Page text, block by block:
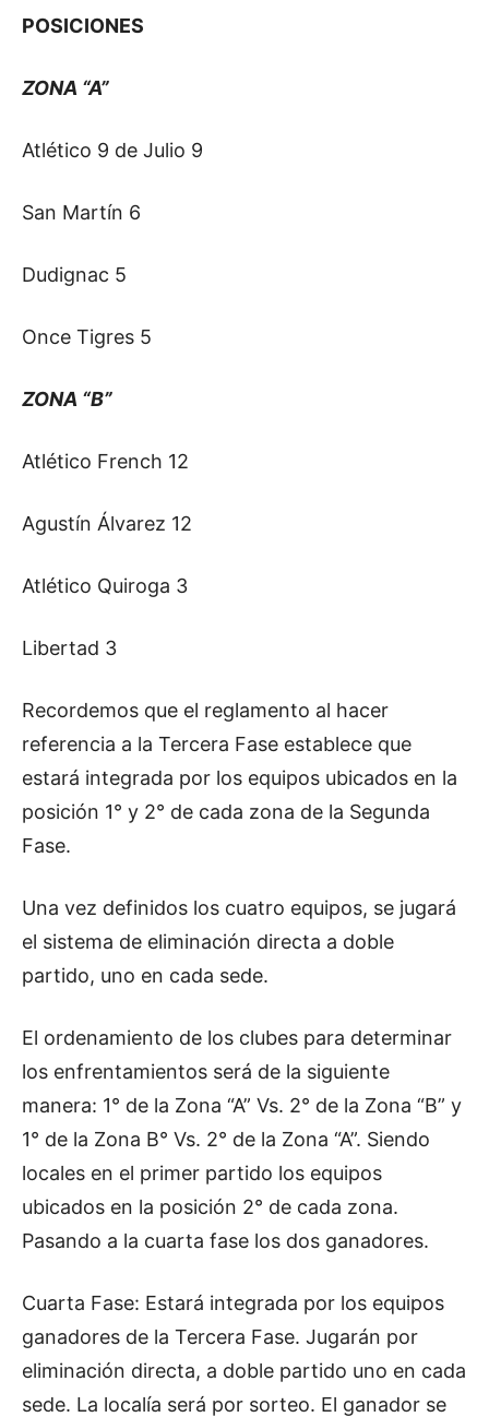
POSICIONES
ZONA “A”
Atlético 9 de Julio 9
San Martín 6
Dudignac 5
Once Tigres 5
ZONA “B”
Atlético French 12
Agustín Álvarez 12
Atlético Quiroga 3
Libertad 3
Recordemos que el reglamento al hacer
referencia a la Tercera Fase establece que
estará integrada por los equipos ubicados en la
posición 1° y 2° de cada zona de la Segunda
Fase.
Una vez definidos los cuatro equipos, se jugará
el sistema de eliminación directa a doble
partido, uno en cada sede.
El ordenamiento de los clubes para determinar
los enfrentamientos será de la siguiente
manera: 1° de la Zona “A” Vs. 2° de la Zona “B” y
1° de la Zona B° Vs. 2° de la Zona “A”. Siendo
locales en el primer partido los equipos
ubicados en la posición 2° de cada zona.
Pasando a la cuarta fase los dos ganadores.
Cuarta Fase: Estará integrada por los equipos
ganadores de la Tercera Fase. Jugarán por
eliminación directa, a doble partido uno en cada
sede. La localía será por sorteo. El ganador se